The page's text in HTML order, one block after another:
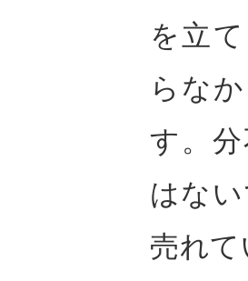
を立
らな
す。
はな
売れ